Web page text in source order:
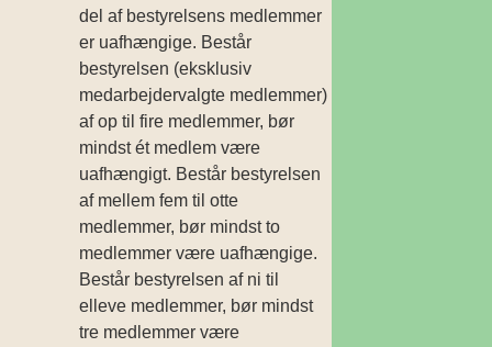
del af bestyrelsens medlemmer
er uafhæn­gige. Består
bestyrelsen (eksklusiv
medarbejdervalgte medlemmer)
af op til fire medlemmer, bør
mindst ét medlem være
uafhængigt. Består bestyrelsen
af mellem fem til otte
medlemmer, bør mindst to
medlemmer være uafhæn­gige.
Består bestyrelsen af ni til
elleve medlemmer, bør mindst
tre medlemmer være